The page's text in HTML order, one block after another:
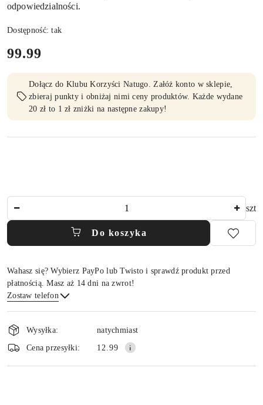
odpowiedzialności.
Dostępność:tak
cena:
99.99
Dołącz do Klubu Korzyści Natugo. Załóż konto w sklepie,
zbieraj punkty i obniżaj nimi ceny produktów. Każde wydane
20 zł to 1 zł zniżki na następne zakupy!
szt
Do koszyka
Wahasz się? Wybierz PayPo lub Twisto i sprawdź produkt przed
płatnością. Masz aż 14 dni na zwrot!
Zostaw telefon
Wyślij
Dostępność
i
dostawa
Wysyłka:
natychmiast
Cena przesyłki:
12.99